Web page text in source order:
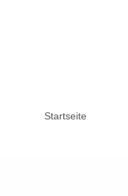
Startseite